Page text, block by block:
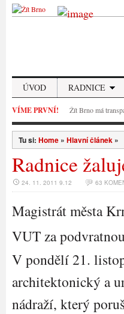
ÚVOD RADNICE
VÍME PRVNÍ! Žít Brno má
Tu si: Home » Hlavní článek »
Radnice
24. 11. 2011 9.12 63
Magistrát města
VUT za
V pondělí 21.
architektonický a
nádraží, který